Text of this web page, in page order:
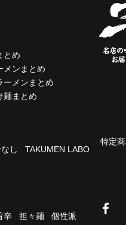
とめ
メンまとめ
ーメンまとめ
麺まとめ
し
TAKUMEN LABO
辛 担々麺 個性派
特定